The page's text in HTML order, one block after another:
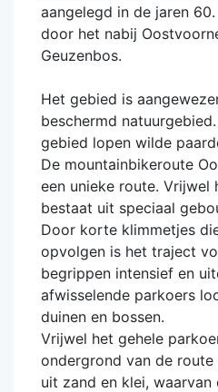
aangelegd in de jaren
door het nabij
Geuzenbos.
Het gebied is
beschermd
gebied lopen wilde
De mountainbikeroute
een unieke route. Vrijwel
bestaat uit speciaal
Door korte klimmetjes
opvolgen is het traject
begrippen intensief en
afwisselende parkoers
duinen en bossen.
Vrijwel het gehele
ondergrond van de
uit zand en klei,